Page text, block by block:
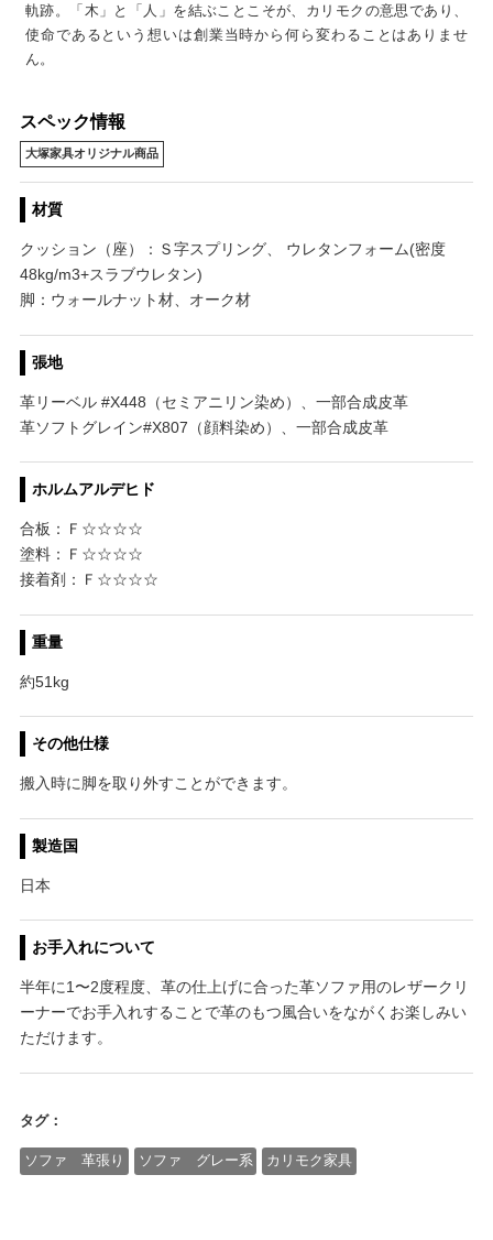
軌跡。「木」と「人」を結ぶことこそが、カリモクの意思であり、
使命であるという想いは創業当時から何ら変わることはありませ
ん。
スペック情報
大塚家具オリジナル商品
材質
クッション（座）：Ｓ字スプリング、 ウレタンフォーム(密度
48kg/m3+スラブウレタン)
脚：ウォールナット材、オーク材
張地
革リーベル #X448（セミアニリン染め）、一部合成皮革
革ソフトグレイン#X807（顔料染め）、一部合成皮革
ホルムアルデヒド
合板：Ｆ☆☆☆☆
塗料：Ｆ☆☆☆☆
接着剤：Ｆ☆☆☆☆
重量
約51kg
その他仕様
搬入時に脚を取り外すことができます。
製造国
日本
お手入れについて
半年に1〜2度程度、革の仕上げに合った革ソファ用のレザークリ
ーナーでお手入れすることで革のもつ風合いをながくお楽しみい
ただけます。
タグ：
ソファ 革張り ソファ グレー系 カリモク家具